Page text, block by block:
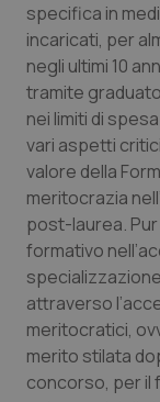
specifica in
incaricati, per
negli ultimi 10
tramite
nei limiti di
vari aspetti
valore della
meritocrazia
post-laurea.
formativo
attraverso
meritocratici,
merito stilata
concorso, per il